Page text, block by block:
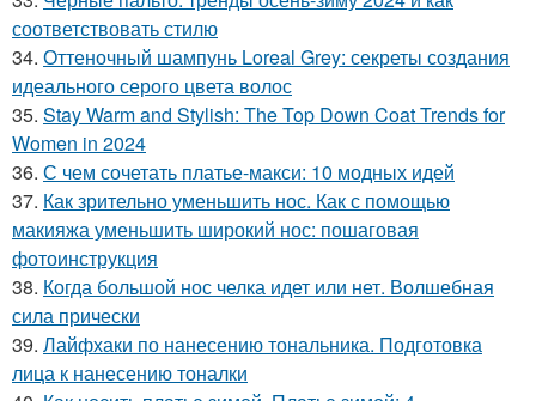
соответствовать стилю
34. Оттеночный шампунь Loreal Grey: секреты создания
идеального серого цвета волос
35. Stay Warm and Stylish: The Top Down Coat Trends for
Women in 2024
36. С чем сочетать платье-макси: 10 модных идей
37. Как зрительно уменьшить нос. Как с помощью
макияжа уменьшить широкий нос: пошаговая
фотоинструкция
38. Когда большой нос челка идет или нет. Волшебная
сила прически
39. Лайфхаки по нанесению тональника. Подготовка
лица к нанесению тоналки